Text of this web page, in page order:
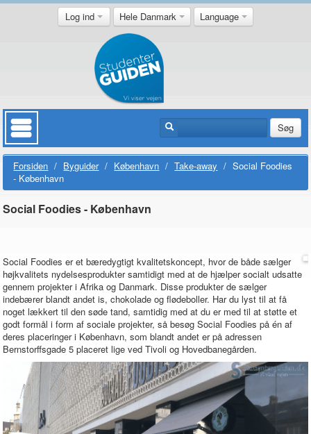
Log ind Hele Danmark Language
Søg
Forsiden / Byguider / København / Take-away / Social Foodies
- København
Social Foodies - København
Social Foodies er et bæredygtigt kvalitetskoncept, hvor de både sælger
højkvalitets nydelsesprodukter samtidigt med at de hjælper socialt udsatte
gennem projekter i Afrika og Danmark. Disse produkter de sælger
indebærer blandt andet is, chokolade og flødeboller. Har du lyst til at få
noget lækkert til den søde tand, samtidig med at du er med til at støtte et
godt formål i form af sociale projekter, så besøg Social Foodies på én af
deres placeringer i København, som blandt andet er på adressen
Bernstorffsgade 5 placeret lige ved Tivoli og Hovedbanegården.